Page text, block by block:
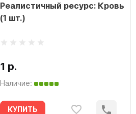
Реалистичный ресурс: Кровь
(1 шт.)
1 р.
Наличие:
КУПИТЬ